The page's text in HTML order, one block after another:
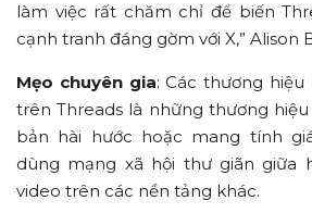
làm việc rất chăm chỉ để biến
cạnh tranh đáng gờm với X,” Alison
Mẹo chuyên gia: Các thương
trên Threads là những thương
bản hài hước hoặc mang tính
dùng mạng xã hội thư giãn giữa
video trên các nền tảng khác.